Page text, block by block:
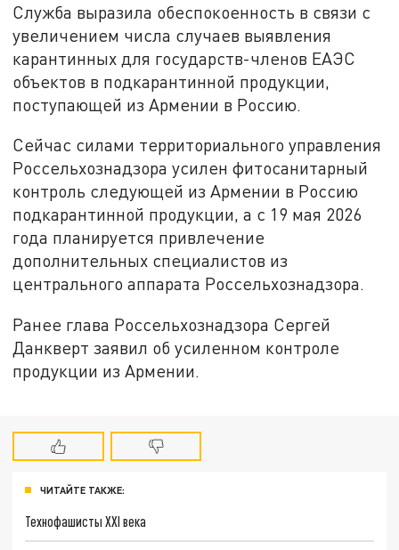
Служба выразила обеспокоенность в связи с
увеличением числа случаев выявления
карантинных для государств-членов ЕАЭС
объектов в подкарантинной продукции,
поступающей из Армении в Россию.
Сейчас силами территориального управления
Россельхознадзора усилен фитосанитарный
контроль следующей из Армении в Россию
подкарантинной продукции, а с 19 мая 2026
года планируется привлечение
дополнительных специалистов из
центрального аппарата Россельхознадзора.
Ранее глава Россельхознадзора Сергей
Данкверт заявил об усиленном контроле
продукции из Армении.
ЧИТАЙТЕ ТАКЖЕ:
Технофашисты XXI века